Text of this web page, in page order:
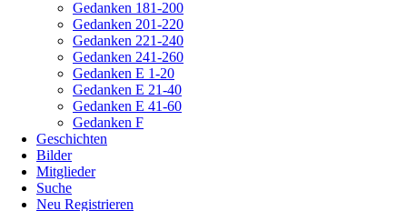
Gedanken 181-200
Gedanken 201-220
Gedanken 221-240
Gedanken 241-260
Gedanken E 1-20
Gedanken E 21-40
Gedanken E 41-60
Gedanken F
Geschichten
Bilder
Mitglieder
Suche
Neu Registrieren